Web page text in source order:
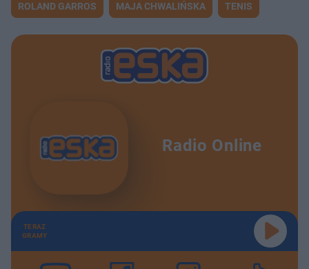
ROLAND GARROS MAJA CHWALIŃSKA TENIS
Radio Online
TERAZ
GRAMY